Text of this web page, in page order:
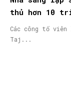
thủ hơn 10
Các công tố
Taj...